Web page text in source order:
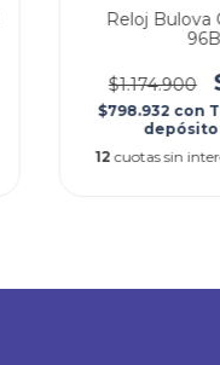
Reloj Bulova
$1.174.900
$798.932 con
12 cuotas sin